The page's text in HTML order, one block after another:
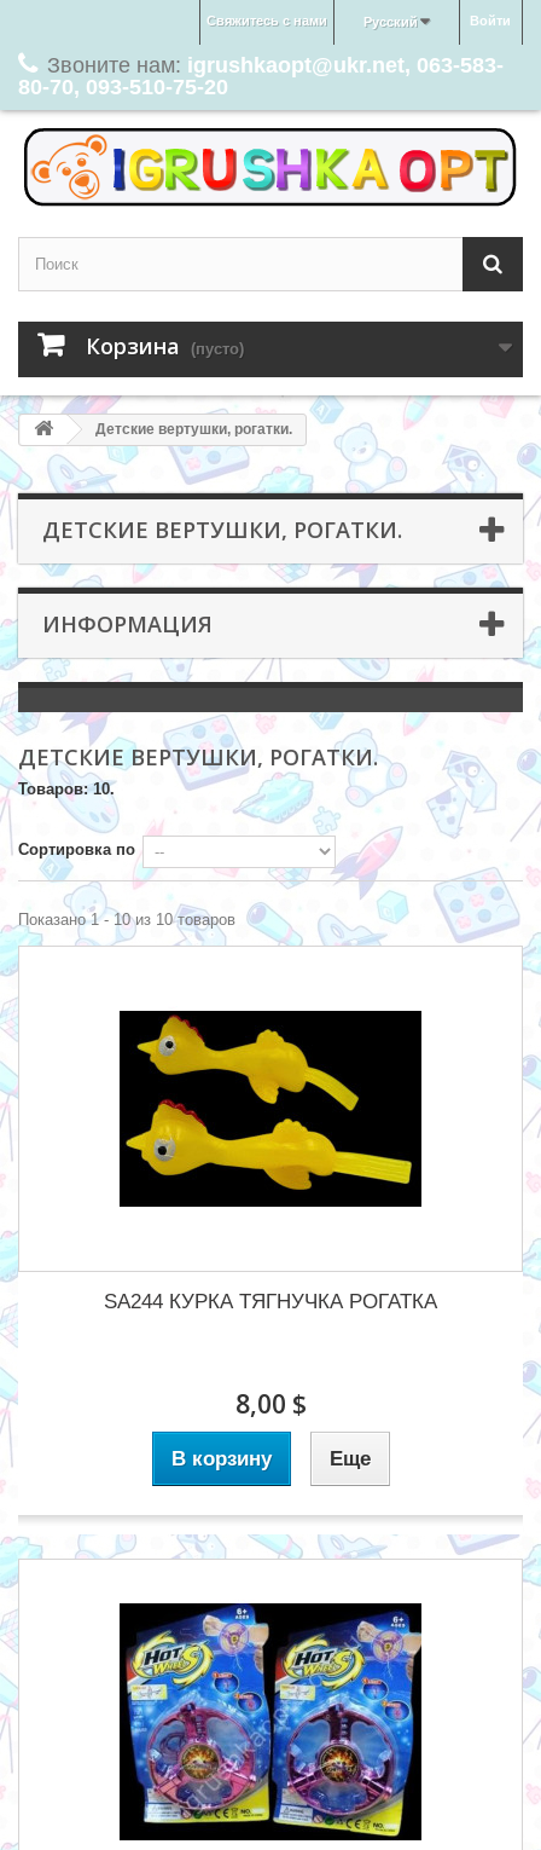
Войти
Русский
Свяжитесь с нами
Звоните нам: igrushkaopt@ukr.net, 063-583-
80-70, 093-510-75-20
Корзина (пусто)
Детские вертушки, рогатки.
ДЕТСКИЕ ВЕРТУШКИ, РОГАТКИ.
ИНФОРМАЦИЯ
ДЕТСКИЕ ВЕРТУШКИ, РОГАТКИ.
Товаров: 10.
Сортировка по
Показано 1 - 10 из 10 товаров
SA244 КУРКА ТЯГНУЧКА РОГАТКА
8,00 $
В корзину Еще